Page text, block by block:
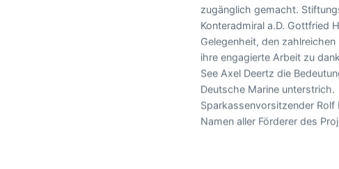
zugänglich gemacht.
Konteradmiral a.D. Gottfried
Gelegenheit, den
ihre engagierte Arbeit zu
See Axel Deertz die
Deutsche Marine unterstrich.
Sparkassenvorsitzender
Namen aller Förderer des